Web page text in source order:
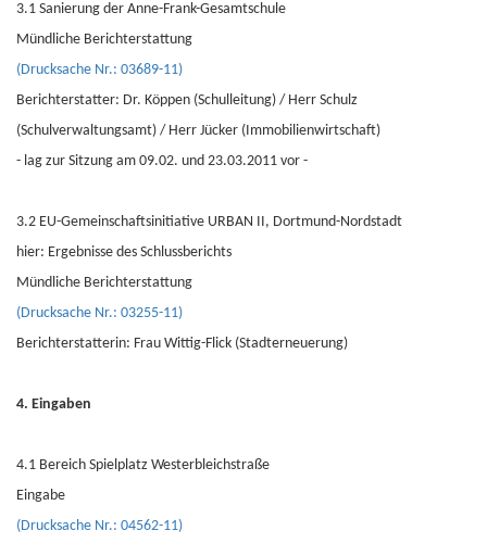
3.1 Sanierung der Anne-Frank-Gesamtschule
Mündliche Berichterstattung
(Drucksache Nr.: 03689-11)
Berichterstatter: Dr. Köppen (Schulleitung) / Herr Schulz
(Schulverwaltungsamt) / Herr Jücker (Immobilienwirtschaft)
- lag zur Sitzung am 09.02. und 23.03.2011 vor -
3.2 EU-Gemeinschaftsinitiative URBAN II, Dortmund-Nordstadt
hier: Ergebnisse des Schlussberichts
Mündliche Berichterstattung
(Drucksache Nr.: 03255-11)
Berichterstatterin: Frau Wittig-Flick (Stadterneuerung)
4. Eingaben
4.1 Bereich Spielplatz Westerbleichstraße
Eingabe
(Drucksache Nr.: 04562-11)